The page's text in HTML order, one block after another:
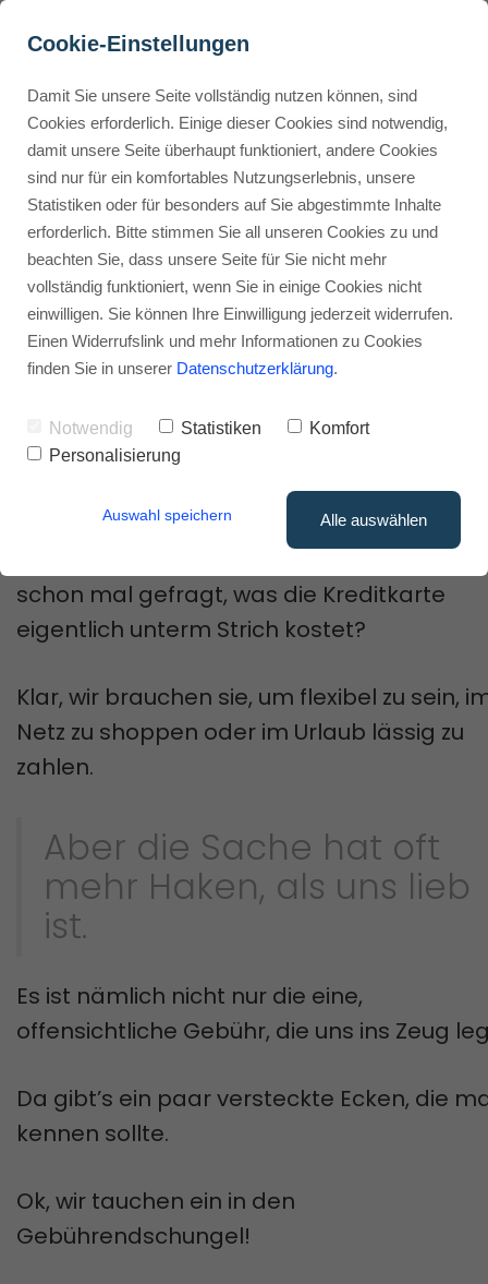
Buyer Personas erstellen
Landingpage optimieren
Internal Linking Tool
Was kostet eine
Kreditkarte? Finde es
heraus!
Werbehinweis: Links mit Sternchen (*) sind Affiliate-Links. Kaufst
du darüber ein, erhalte ich eine Provision – ohne Mehrkosten für
dich.
Stephan Ochmann
Kreditkarten-Kosten-Check: Was wirklich
Portemonnaie bleibt und wo die Gebühren
schon mal gefragt, was die Kreditkarte
eigentlich unterm Strich kostet?
Klar, wir brauchen sie, um flexibel zu sein,
Netz zu shoppen oder im Urlaub lässig zu
zahlen.
Aber die Sache hat oft
mehr Haken, als uns lieb
ist.
Es ist nämlich nicht nur die eine,
offensichtliche Gebühr, die uns ins Zeug
Da gibt’s ein paar versteckte Ecken, die
kennen sollte.
Ok, wir tauchen ein in den
Gebührendschungel!
Cookie-Einstellungen
Damit Sie unsere Seite vollständig nutzen können, sind
Cookies erforderlich. Einige dieser Cookies sind notwendig,
damit unsere Seite überhaupt funktioniert, andere Cookies
sind nur für ein komfortables Nutzungserlebnis, unsere
Statistiken oder für besonders auf Sie abgestimmte Inhalte
erforderlich. Bitte stimmen Sie all unseren Cookies zu und
beachten Sie, dass unsere Seite für Sie nicht mehr
vollständig funktioniert, wenn Sie in einige Cookies nicht
einwilligen. Sie können Ihre Einwilligung jederzeit widerrufen.
Einen Widerrufslink und mehr Informationen zu Cookies
finden Sie in unserer Datenschutzerklärung.
Notwendig Statistiken
Komfort
Personalisierung
Auswahl speichern Alle auswählen